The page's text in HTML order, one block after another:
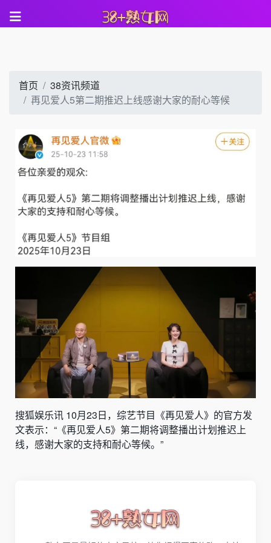
首页
38资讯频道
再见爱人5第二期推迟上线感谢大家的耐心等候
搜狐娱乐讯 10月23日，综艺节目《再见爱人》的官方发
文表示：“《再见爱人5》第二期将调整播出计划推迟上
线，感谢大家的支持和耐心等候。”